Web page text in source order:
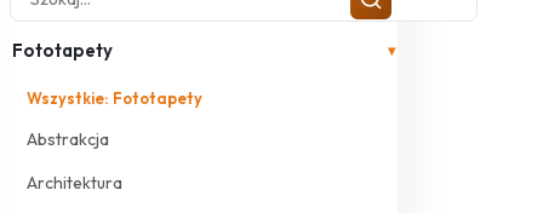
Fototapety ▾
Wszystkie: Fototapety
Abstrakcja
Architektura